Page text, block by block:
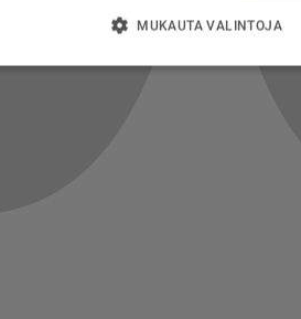
MUKAUTA VALINTOJA